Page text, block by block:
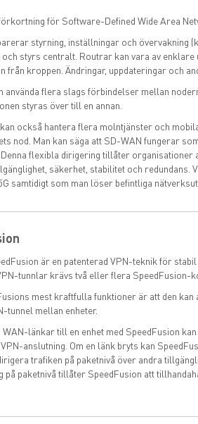
för Software-Defined Wide Area
styrning, inställningar och övervakning
styrs centralt. Routrar kan vara av enklare
från kroppen. Ändringar, uppdateringar och
använda flera slags förbindelser mellan
styras över till en annan.
också hantera flera molntjänster och
nod. Man kan säga att SD-WAN fungerar
flexibla dirigering tillåter
säkerhet, stabilitet och redundans.
samtidigt som man löser befintliga
är en patenterad VPN-teknik för
tunnlar krävs två eller flera SpeedFusion-
mest kraftfulla funktioner är att den
tunnel mellan enheter.
länkar till en enhet med SpeedFusion
anslutning. Om en länk bryts kan
trafiken på paketnivå över andra
på paketnivå tillåter SpeedFusion att